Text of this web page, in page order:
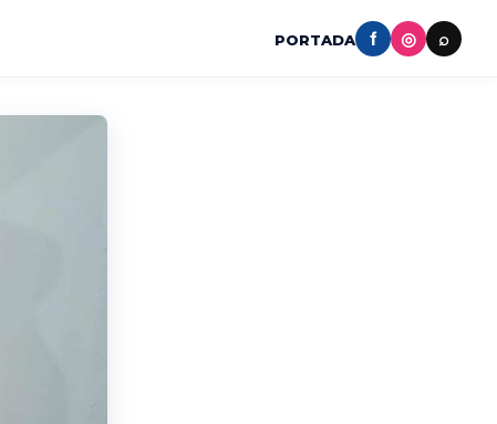
PORTADA f ◎ ⌕